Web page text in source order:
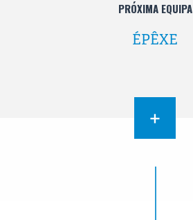
PRÓXIMA EQUIPA
ÉPÊXE
+